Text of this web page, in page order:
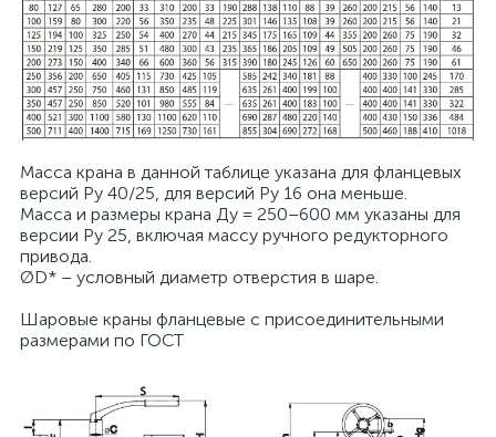
Масса крана в данной таблице указана для фланцевых
версий Pу 40/25, для версий Ру 16 она меньше.
Масса и размеры крана Ду = 250–600 мм указаны для
версии Ру 25, включая массу ручного редукторного
привода.
ØD* – условный диаметр отверстия в шаре.
Шаровые краны фланцевые с присоединительными
размерами по ГОСТ